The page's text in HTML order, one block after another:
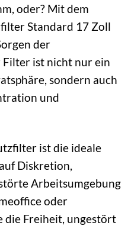
oder? Mit dem
Standard 17 Zoll
der
Filter ist nicht nur ein
sondern auch
und
ist die ideale
Diskretion,
Arbeitsumgebung
oder
die Freiheit, ungestört